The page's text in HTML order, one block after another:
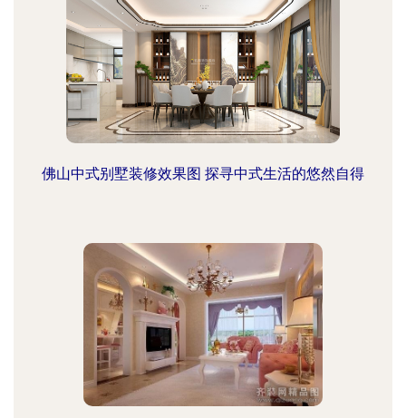
佛山中式别墅装修效果图 探寻中式生活的悠然自得